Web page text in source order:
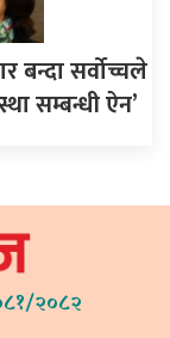
बन्दा सर्वोच्चले
सम्बन्धी ऐन’
२०८२